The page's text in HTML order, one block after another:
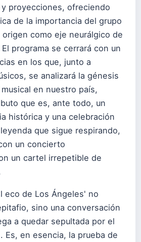
proyecciones, ofreciendo
de la importancia del grupo
como eje neurálgico de
programa se cerrará con un
en los que, junto a
se analizará la génesis
en nuestro país,
que es, ante todo, un
histórica y una celebración
que sigue respirando,
un concierto
un cartel irrepetible de
eco de Los Ángeles' no
sino una conversación
a quedar sepultada por el
Es, en esencia, la prueba de